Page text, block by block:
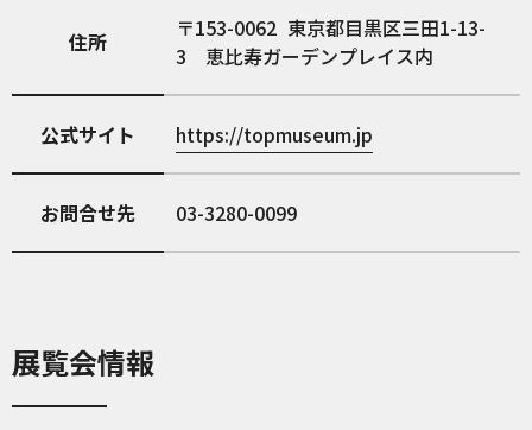
住所 153-0062 東京都目黒区三田1-13-
3 恵比寿ガーデンプレイス内
公式サイト https://topmuseum.jp
お問合せ先 03-3280-0099
展覧会情報